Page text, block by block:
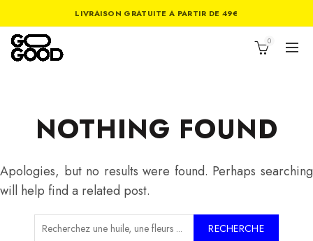
LIVRAISON GRATUITE A PARTIR DE 49€
0
NOTHING FOUND
Apologies, but no results were found. Perhaps searching
will help find a related post.
RECHERCHE